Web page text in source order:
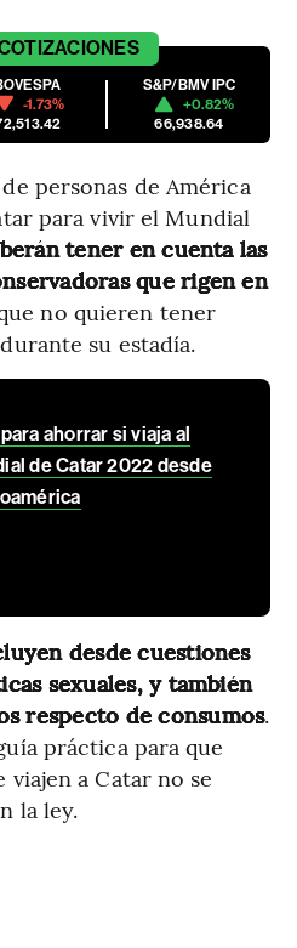
-1.73%
S&P/BMV IPC
+0.82%
66,938.64
personas de América
para vivir el Mundial
tener en cuenta las
que rigen en
no quieren tener
su estadía.
ahorrar si viaja al
de Catar 2022 desde
desde cuestiones
sexuales, y también
respecto de consumos.
práctica para que
viajen a Catar no se
la ley.